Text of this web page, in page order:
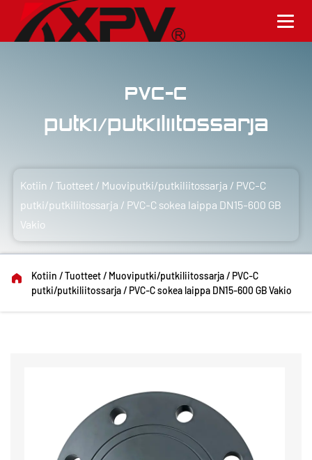
PVC-C
putki/putkiliitossarja
Kotiin /Tuotteet / Muoviputki/putkiliitossarja / PVC-C
putki/putkiliitossarja / PVC-C sokea laippa DN15-600 GB
Vakio
Kotiin /Tuotteet/ Muoviputki/putkiliitossarja/ PVC-C
putki/putkiliitossarja/ PVC-C sokea laippa DN15-600 GB Vakio